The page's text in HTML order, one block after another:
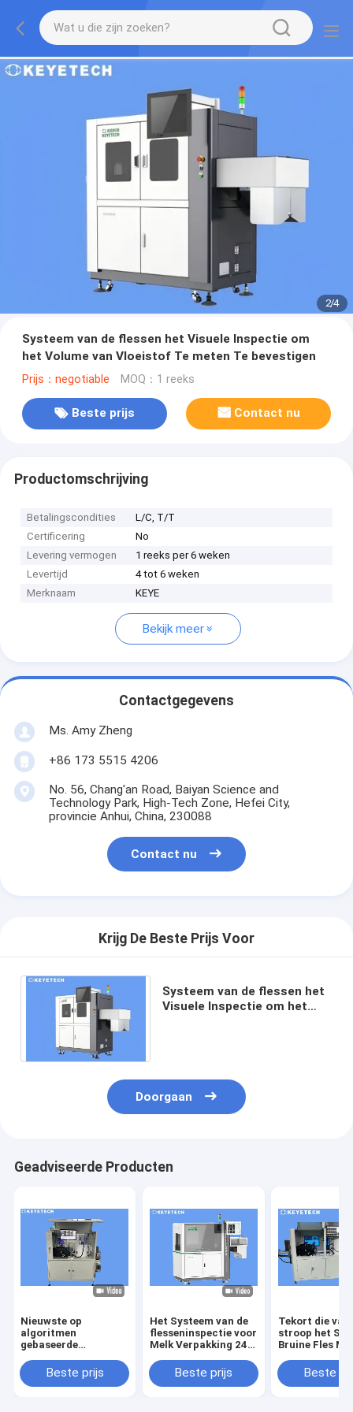
2/4
Systeem van de flessen het Visuele Inspectie om
het Volume van Vloeistof Te meten Te bevestigen
Prijs：negotiable MOQ：1 reeks
Beste prijs Contact nu
Productomschrijving
Betalingscondities
L/C, T/T
Certificering
No
Levering vermogen
1 reeks per 6 weken
Levertijd
4 tot 6 weken
Merknaam
KEYE
Bekijk meer
Contactgegevens
Ms. Amy Zheng
+86 173 5515 4206
No. 56, Chang'an Road, Baiyan Science and
Technology Park, High-Tech Zone, Hefei City,
provincie Anhui, China, 230088
Contact nu
Krijg De Beste Prijs Voor
Systeem van de flessen het
Visuele Inspectie om het
Doorgaan
Geadviseerde Producten
Nieuwste op
algoritmen
gebaseerde
voor bruine flessen
Beste prijs
Het Systeem van de
flesseninspectie voor
Melk Verpakking 240
keurt goedBeste prijs
Tekort die van
stroop het
Bruine Fles
ontdekken
Beste